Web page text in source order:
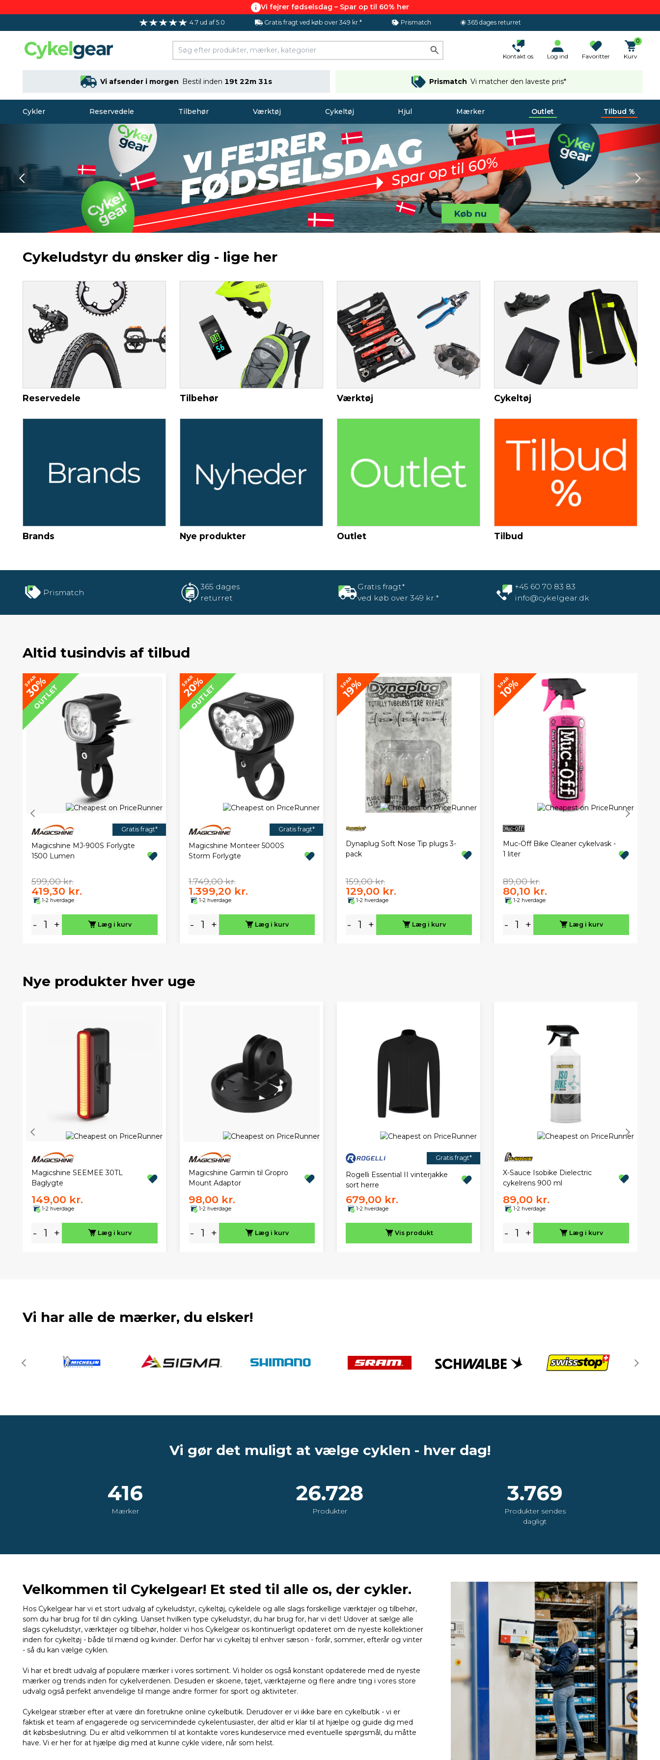
Vi fejrer fødselsdag – Spar op til 60% her
4.7 ud af 5.0 Gratis fragt ved køb over 349 kr.* Prismatch 365 dages returret
Kontakt os Log ind Favoritter
0
Kurv
Vi afsender i morgen Bestil inden 19t 22m 30s Prismatch Vi matcher den laveste pris*
Cykler Reservedele Tilbehør Værktøj Cykeltøj Hjul Mærker Outlet Tilbud %
Cykeludstyr du ønsker dig - lige her
Reservedele Tilbehør Værktøj Cykeltøj
Brands Nye produkter Outlet Tilbud
Prismatch
365 dages
returret
Gratis fragt*
ved køb over 349 kr.*
+45 60 70 83 83
info@cykelgear.dk
Altid tusindvis af tilbud
SPAR
30%
OUTLET
Gratis fragt*
Magicshine MJ-900S Forlygte
1500 Lumen
599,00 kr.
419,30 kr.
1-2 hverdage
- + Læg i kurv
SPAR
20%
OUTLET
Gratis fragt*
Magicshine Monteer 5000S
Storm Forlygte
1.749,00 kr.
1.399,20 kr.
1-2 hverdage
- + Læg i kurv
SPAR
19%
Dynaplug Soft Nose Tip plugs 3-
pack
159,00 kr.
129,00 kr.
1-2 hverdage
- + Læg i kurv
SPAR
10%
Muc-Off Bike Cleaner cykelvask -
1 liter
89,00 kr.
80,10 kr.
1-2 hverdage
- + Læg i kurv
Nye produkter hver uge
Magicshine SEEMEE 30TL
Baglygte
149,00 kr.
1-2 hverdage
- + Læg i kurv
Magicshine Garmin til Gropro
Mount Adaptor
98,00 kr.
1-2 hverdage
- + Læg i kurv
Gratis fragt*
Rogelli Essential II vinterjakke
sort herre
679,00 kr.
1-2 hverdage
Vis produkt
X-Sauce Isobike Dielectric
cykelrens 900 ml
89,00 kr.
1-2 hverdage
- + Læg i kurv
Vi har alle de mærker, du elsker!
Vi gør det muligt at vælge cyklen - hver dag!
416
Mærker
26.728
Produkter
3.769
Produkter sendes
dagligt
Velkommen til Cykelgear! Et sted til alle os, der cykler.
Hos Cykelgear har vi et stort udvalg af cykeludstyr, cykeltøj, cykeldele og alle slags forskellige værktøjer og tilbehør,
som du har brug for til din cykling. Uanset hvilken type cykeludstyr, du har brug for, har vi det! Udover at sælge alle
slags cykeludstyr, værktøjer og tilbehør, holder vi hos Cykelgear os kontinuerligt opdateret om de nyeste kollektioner
inden for cykeltøj - både til mænd og kvinder. Derfor har vi cykeltøj til enhver sæson - forår, sommer, efterår og vinter
- så du kan vælge cyklen.
Vi har et bredt udvalg af populære mærker i vores sortiment. Vi holder os også konstant opdaterede med de nyeste
mærker og trends inden for cykelverdenen. Desuden er skoene, tøjet, værktøjerne og flere andre ting i vores store
udvalg også perfekt anvendelige til mange andre former for sport og aktiviteter.
Cykelgear stræber efter at være din foretrukne online cykelbutik. Derudover er vi ikke bare en cykelbutik - vi er
faktisk et team af engagerede og servicemindede cykelentusiaster, der altid er klar til at hjælpe og guide dig med
dit købsbeslutning. Du er altid velkommen til at kontakte vores kundeservice med eventuelle spørgsmål, du måtte
have. Vi er her for at hjælpe dig med at kunne cykle videre, når som helst.